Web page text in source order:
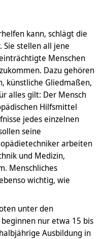
kann, schlägt die
stellen all jene
Menschen
Dazu gehören
künstliche Gliedmaßen,
alles gilt: Der Mensch
Hilfsmittel
jedes einzelnen
seine
arbeiten
und Medizin,
Menschliches
wichtig, wie
unter den
nur etwa 15 bis
Ausbildung in